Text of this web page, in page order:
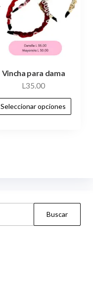
Vincha para dama
L35.00
Seleccionar opciones